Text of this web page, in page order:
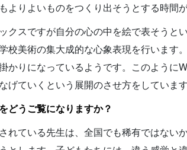
よりよいものをつくり出そうとする時間
クスですが自分の心の中を絵で表そうと
校美術の集大成的な心象表現を行います
かりになっているようです。このように
げていくという展開のさせ方をしています
どうご覧になりますか？
れている先生は、全国でも稀有ではない